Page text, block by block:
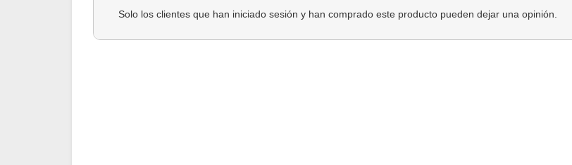
Solo los clientes que han iniciado sesión y han comprado este producto pueden dejar una opinión.